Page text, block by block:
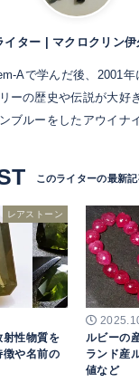
イター | マクロクリン伊
Aで学んだ後、2001
ーの歴史や伝説が大好
ブルーをしたアウイナ
レアストーン
射性物質を
徴や名前の
ルビーの
ランド産
値など